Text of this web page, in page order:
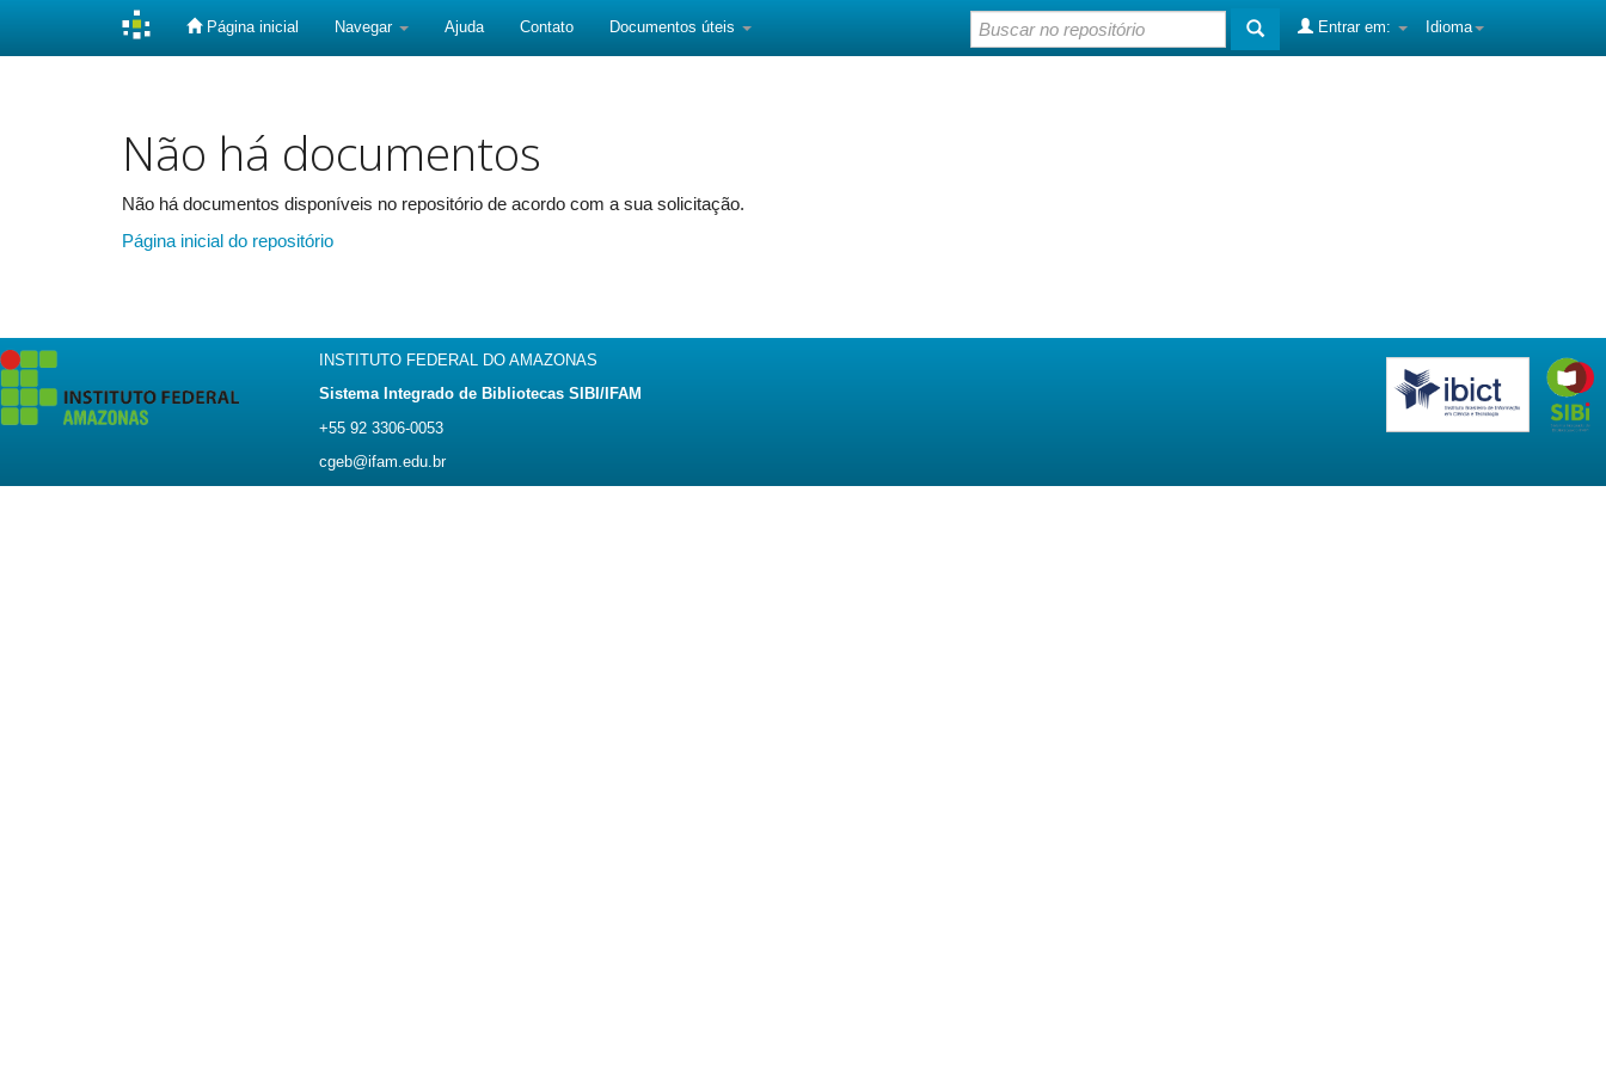
Página inicial Navegar Ajuda Contato Documentos úteis Idioma
Entrar em:
Não há documentos
Não há documentos disponíveis no repositório de acordo com a sua solicitação.
Página inicial do repositório
INSTITUTO FEDERAL DO AMAZONAS
Sistema Integrado de Bibliotecas SIBI/IFAM
+55 92 3306-0053
cgeb@ifam.edu.br